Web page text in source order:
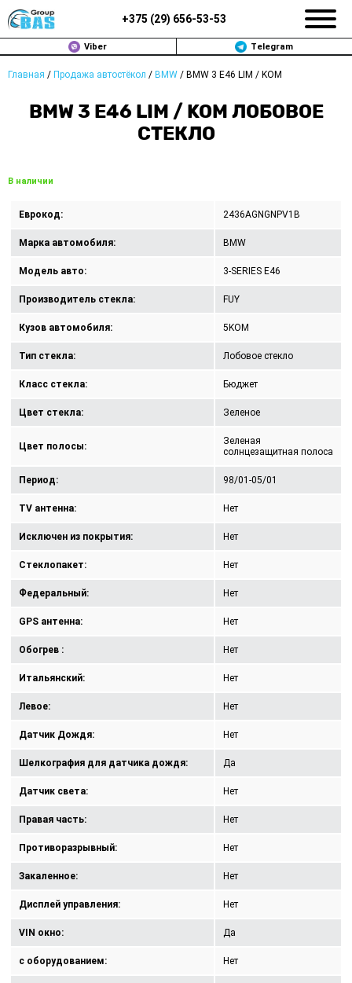
+375 (29) 656-53-53
Viber Telegram
Главная / Продажа автостёкол / BMW / BMW 3 E46 LIM / KOM
BMW 3 E46 LIM / KOM ЛОБОВОЕ
СТЕКЛО
В наличии
Еврокод: 2436AGNGNPV1B
Марка автомобиля: BMW
Модель авто: 3-SERIES E46
Производитель стекла: FUY
Кузов автомобиля: 5KOM
Тип стекла: Лобовое стекло
Класс стекла: Бюджет
Цвет стекла: Зеленое
Цвет полосы:
Зеленая
солнцезащитная полоса
Период: 98/01-05/01
TV антенна: Нет
Исключен из покрытия: Нет
Стеклопакет: Нет
Федеральный: Нет
GPS антенна: Нет
Обогрев : Нет
Итальянский: Нет
Левое: Нет
Датчик Дождя: Нет
Шелкография для датчика дождя: Да
Датчик света: Нет
Правая часть: Нет
Противоразрывный: Нет
Закаленное: Нет
Дисплей управления: Нет
VIN окно: Да
с оборудованием: Нет
ЗАМЕНА АВТОСТЕКОЛ В МИНСКЕ
ПРОДАЖА АВТОСТЁКОЛ
КОНТАКТЫ
ПОЛИТИКА КОНФИДЕНЦИАЛЬНОСТИ